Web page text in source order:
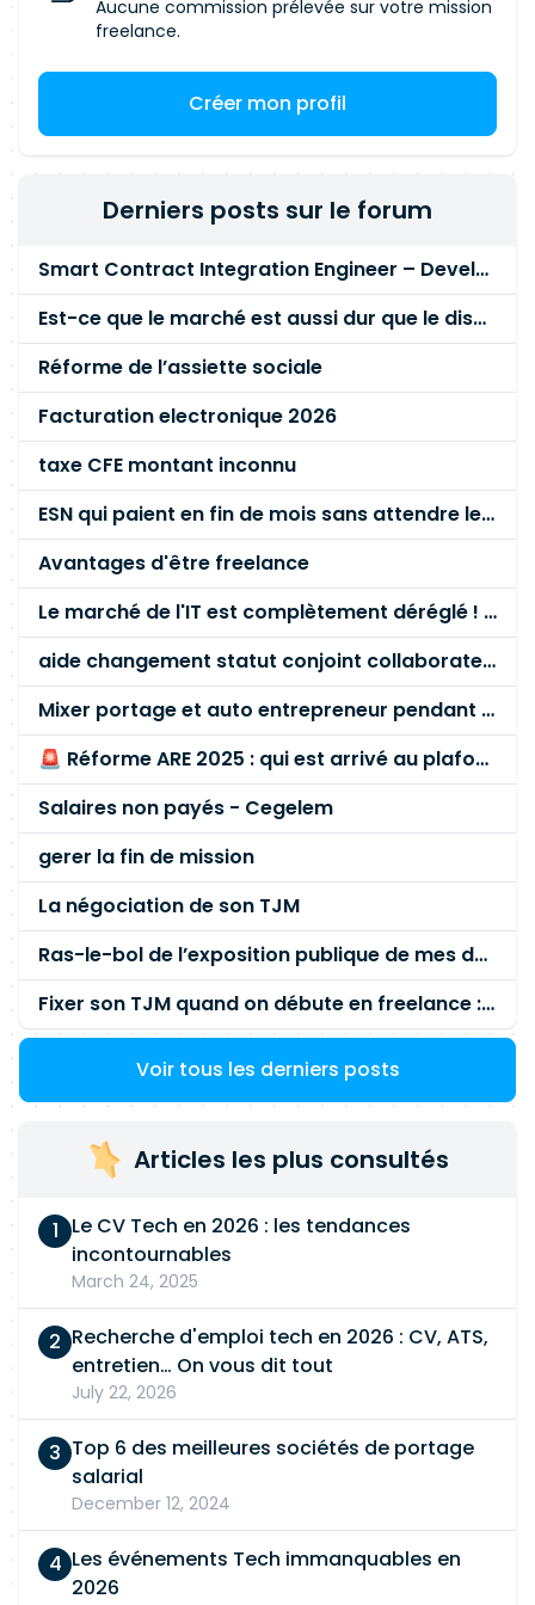
Pilotage : Ajustement dynamique des catalogues
réel. Agent Admin : Génération automatisée des
Appels d'Offres (AO) et des mandats.
Intégration & Écosystème : Connexion et
l'écosystème Data interne. 🗺️ Roadmap du
projetS1 2027 : Déploiement du socle collaboratif
en production des agents IA. Conditions de la
missionDate de démarrage : ASAP Date de fin
prévisionnelle : 02/07/2029 (Mission longue
visibilité) Localisation : Massy (Essonne) Rythme
de travail : Hybride (2 jours par semaine sur site
obligatoires) Tarif Journalier Maximum (Prix
d'achat max) : 510 € / jour
Aucune commission prélevée sur votre mission
freelance.
Créer mon profil
Derniers posts sur le forum
Smart Contract Integration Engineer – Developer Reputation Platform
Est-ce que le marché est aussi dur que le disent les commerciaux ?
Réforme de l’assiette sociale
Facturation electronique 2026
taxe CFE montant inconnu
ESN qui paient en fin de mois sans attendre le paiement client ?
Avantages d'être freelance
Le marché de l'IT est complètement déréglé ! STOP à cette mascarade ! Il faut s'unir et résister !
aide changement statut conjoint collaborateur
Mixer portage et auto entrepreneur pendant des années - quel risque ?
🚨 Réforme ARE 2025 : qui est arrivé au plafond des 60 % en gardant son entreprise ?
Salaires non payés - Cegelem
gerer la fin de mission
La négociation de son TJM
Ras-le-bol de l’exposition publique de mes données personnelles liées à mon entreprise
Fixer son TJM quand on débute en freelance : la méthode mathématique (et pas au feeling) 🛑
Voir tous les derniers posts
Articles les plus consultés
Le CV Tech en 2026 : les tendances
incontournables
March 24, 2025
Recherche d'emploi tech en 2026 : CV, ATS,
entretien… On vous dit tout
July 22, 2026
Top 6 des meilleures sociétés de portage
salarial
December 12, 2024
Les événements Tech immanquables en
2026